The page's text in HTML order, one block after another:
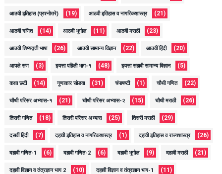
आठवी इतिहास (प्रश्नोत्तरे) (19) आठवी इतिहास व नागरिकशास्त्र (21)
आठवी गणित (14) आठवी भूगोल (11) आठवी मराठी (23)
आठवी शिष्यवृत्ती भाषा (26) आठवी सामान्य विज्ञान (22) आठवीं हिंदी (20)
आपले सण (3) इयत्ता पहिली भाग-१ (48) इयत्ता सहावी सामान्य विज्ञान (5)
कक्षा छटी (14) गुणाकार सोडवा (31) चंपाषष्टी (1) चौथी गणित (22)
चौथी परिसर अभ्यास-१ (21) चौथी परिसर अभ्यास-२ (15) चौथी मराठी (26)
तिसरी गणित (18) तिसरी परिसर अभ्यास (25) तिसरी मराठी (29)
दसवीं हिंदी (7) दहावी इतिहास व नागरिकशास्त्र (1) दहावी इतिहास व राज्यशास्त्र (26)
दहावी गणित-1 (6) दहावी गणित-2 (6) दहावी भूगोल (9) दहावी मराठी (21)
दहावी विज्ञान व तंत्रज्ञान भाग 2 (10) दहावी विज्ञान व तंत्रज्ञान भाग-1 (11)